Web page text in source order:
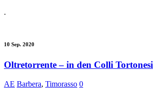
.
10 Sep. 2020
Oltretorrente – in den Colli Tortonesi
AE Barbera, Timorasso 0